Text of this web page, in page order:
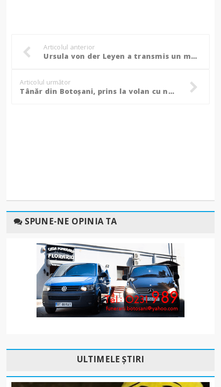
Articolul anterior
Ursula von der Leyen a transmis un mesaj în română: „O amenințare serioasă!”
Articolul următor
Tânăr din Botoșani, prins la volan cu numerele de la mașină expirate!
SPUNE-NE OPINIA TA
ULTIMELE ȘTIRI